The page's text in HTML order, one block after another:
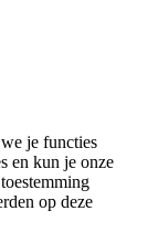
je functies
en kun je onze
op deze